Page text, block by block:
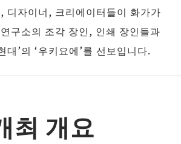
디자이너, 크리에이터들이 화가가
구소의 조각 장인, 인쇄 장인들과
대’의 ‘우키요에’를 선보입니다.
최 개요